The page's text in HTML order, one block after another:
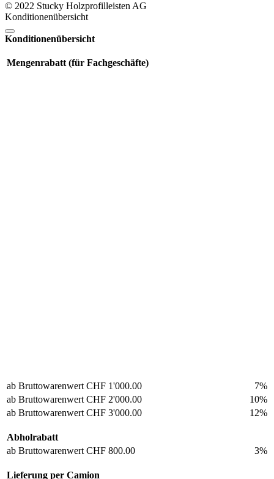
© 2022 Stucky Holzprofilleisten AG
Konditionenübersicht
Konditionenübersicht
Mengenrabatt (für Fachgeschäfte)
ab Bruttowarenwert CHF 1'000.00
7%
ab Bruttowarenwert CHF 2'000.00
10%
ab Bruttowarenwert CHF 3'000.00 12%
Abholrabatt
ab Bruttowarenwert CHF 800.00 3%
Lieferung per Camion